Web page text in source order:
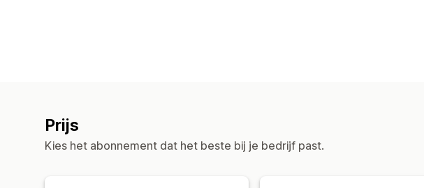
Prijs
Kies het abonnement dat het beste bij je bedrijf past.